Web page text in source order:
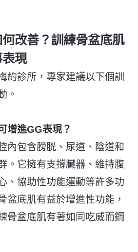
改善？訓練骨盆底肌
現
約診所，專家建議以下個訓
。
增進GG表現？
內包含膀胱、尿道、陰道和
。它擁有支撐臟器、維持腹
、協助性功能運動等許多功
盆底肌有益於增進性功能，
骨盆底肌有著如同吃威而鋼